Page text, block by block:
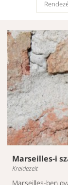
Marseilles-i
Kreidezeit
Marseilles-ben